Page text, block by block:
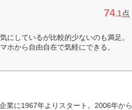
74.1点
にしているが比較的少ないのも満足。
ホから自由自在で気軽にできる。
業に1967年よりスタート。2006年から